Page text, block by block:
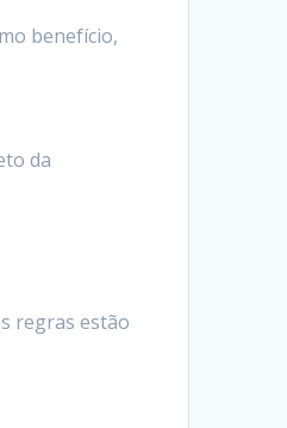
benefício,
da
regras estão